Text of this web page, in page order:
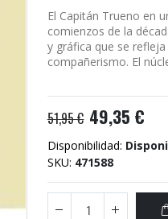
El Capitán Trueno en
comienzos de la
y gráfica que se
compañerismo. El
51,95 € 49,35 €
Disponibilidad:
SKU 471588